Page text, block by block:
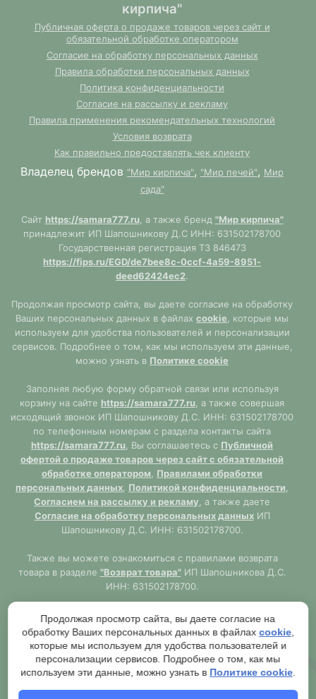
кирпича"
Публичная оферта о продаже товаров через сайт и
обязательной обработке оператором
Согласие на обработку персональных данных
Правила обработки персональных данных
Политика конфиденциальности
Согласие на рассылку и рекламу
Правила применения рекомендательных технологий
Условия возврата
Как правильно предоставлять чек клиенту
Владелец брендов "Мир кирпича", "Мир печей", Мир
сада"
Сайт https://samara777.ru, а также бренд "Мир кирпича"
принадлежит ИП Шапошникову Д.С ИНН: 631502178700
Государственная регистрация ТЗ 846473
https://fips.ru/EGD/de7bee8c-0ccf-4a59-8951-
deed62424ec2.
Продолжая просмотр сайта, вы даете согласие на обработку
Ваших персональных данных в файлах cookie , которые мы
используем для удобства пользователей и персонализации
сервисов. Подробнее о том, как мы используем эти данные,
можно узнать в Политике cookie
Заполняя любую форму обратной связи или используя
корзину на сайте https://samara777.ru , а также совершая
исходящий звонок ИП Шапошникову Д.С. ИНН: 631502178700
по телефонным номерам с раздела контакты сайта
https://samara777.ru , Вы соглашаетесь с Публичной
офертой о продаже товаров через сайт с обязательной
обработке оператором
Правилами обработки
персональных данных Политикой конфиденциальности
Согласием на рассылку и рекламу , а также даете
Согласие на обработку персональных данныхИП
Шапошникову Д.С. ИНН: 631502178700.
Также вы можете ознакомиться с правилами возврата
товара в разделе "Возврат товара"ИП Шапошникова Д.С.
ИНН: 631502178700.
https://samara777.ru
не является публичной офертой,
ВСЯ информация размещена в ознакомительных целях.
Согласно правилам описанным в разделе"Публичная
оферта"публичная оферта используется только при
обязательном оформлении заказа через Оператора сайта
Продолжая просмотр сайта, вы даете согласие на
обработку Ваших персональных данных в файлах cookie
которые мы используем для удобства пользователей и
персонализации сервисов. Подробнее о том, как мы
используем эти данные, можно узнать в Политике cookie